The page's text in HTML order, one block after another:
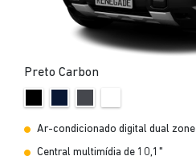
Preto Carbon
Ar-condicionado digital dual zone
Central multimídia de 10,1"